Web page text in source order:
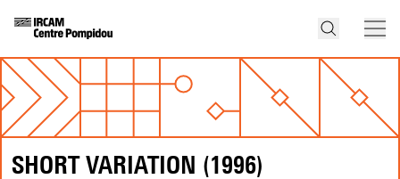
SHORT VARIATION (1996)